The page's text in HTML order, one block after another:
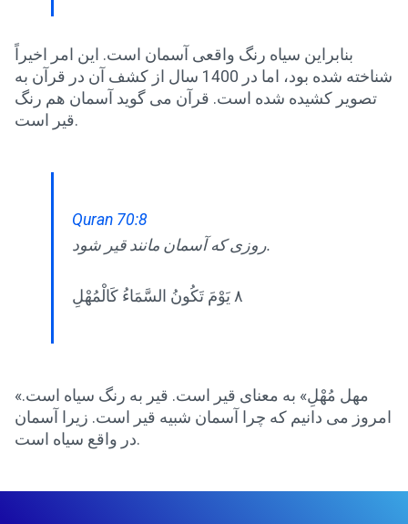
بنابراین سیاه رنگ واقعی آسمان است. این امر اخیراً
شناخته شده بود، اما در 1400 سال از کشف آن در قرآن به
تصویر کشیده شده است. قرآن می گوید آسمان هم رنگ
قیر است.
Quran 70:8
روزی که آسمان مانند قیر شود.
٨ يَوْمَ تَكُونُ السَّمَاءُ كَالْمُهْلِ
«مهل مُهْلِ» به معنای قیر است. قیر به رنگ سیاه است.
امروز می دانیم که چرا آسمان شبیه قیر است. زیرا آسمان
در واقع سیاه است.